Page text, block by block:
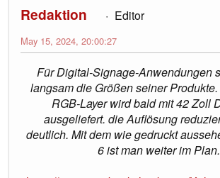
Redaktion Editor
May 15, 2024, 20:00:27
Für Digital-Signage-Anwendungen
langsam die Größen seiner
RGB-Layer wird bald mit 42 Zoll
ausgeliefert. die Auflösung
deutlich. Mit dem wie gedruckt
6 ist man weiter im Plan.